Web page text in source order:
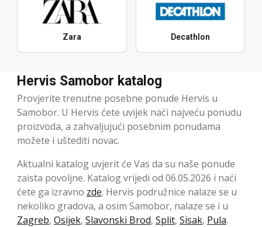
Zara Decathlon
Hervis Samobor katalog
Provjerite trenutne posebne ponude Hervis u
Samobor. U Hervis ćete uvijek naći najveću ponudu
proizvoda, a zahvaljujući posebnim ponudama
možete i uštediti novac.
Aktualni katalog uvjerit će Vas da su naše ponude
zaista povoljne. Katalog vrijedi od 06.05.2026 i naći
ćete ga izravno zde. Hervis podružnice nalaze se u
nekoliko gradova, a osim Samobor, nalaze se i u
Zagreb, Osijek, Slavonski Brod, Split, Sisak, Pula.